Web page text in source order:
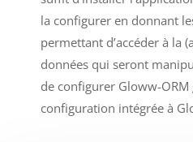
la configurer en donnant
permettant d’accéder à la
données qui seront
de configurer Gloww-ORM
configuration intégrée à